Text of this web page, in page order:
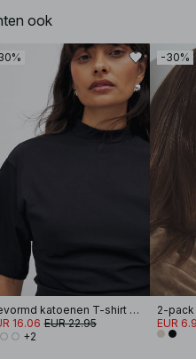
ook
Gevormd katoenen T-shirt met trechterhals
16.06 EUR 22.95
+2
-30%
2-pack
EUR